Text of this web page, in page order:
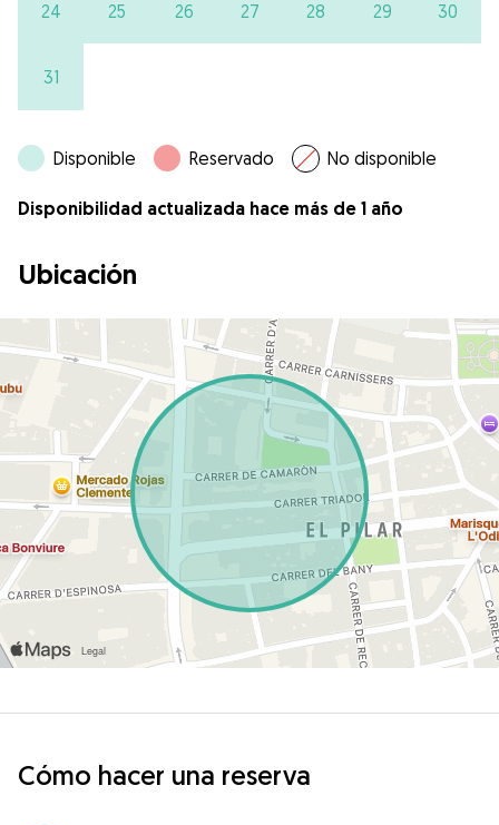
24 25 26 27 28 29 30
31
Disponible Reservado No disponible
Disponibilidad actualizada hace más de 1 año
Ubicación
Cómo hacer una reserva